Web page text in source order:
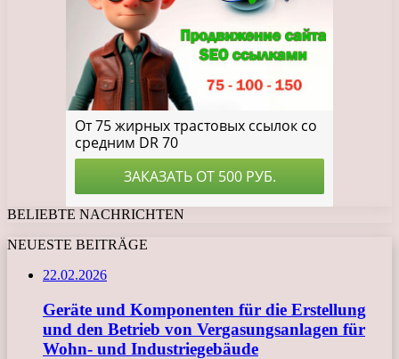
BELIEBTE NACHRICHTEN
NEUESTE BEITRÄGE
22.02.2026
Geräte und Komponenten für die Erstellung
und den Betrieb von Vergasungsanlagen für
Wohn- und Industriegebäude